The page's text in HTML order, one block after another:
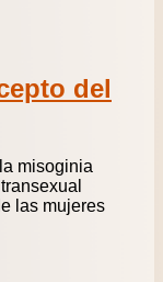
del
misoginia
las mujeres